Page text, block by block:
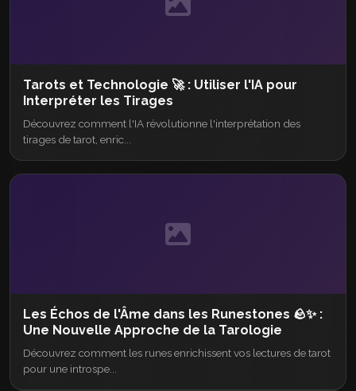
Tarots et Technologie 🚀 : Utiliser l'IA pour
Interpréter les Tirages
Découvrez comment l'IA révolutionne l'interprétation des
tirages de tarot, enric...
Les Échos de l'Âme dans les Runestones 🪨✨ :
Une Nouvelle Approche de la Tarologie
Découvrez comment les runes enrichissent vos lectures de tarot
pour une introspe...